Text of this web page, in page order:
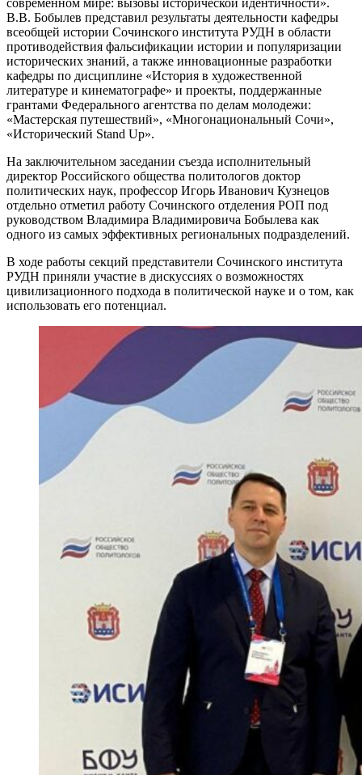
современном мире: вызовы исторической идентичности».
В.В. Бобылев представил результаты деятельности кафедры
всеобщей истории Сочинского института РУДН в области
противодействия фальсификации истории и популяризации
исторических знаний, а также инновационные разработки
кафедры по дисциплине «История в художественной
литературе и кинематографе» и проекты, поддержанные
грантами Федерального агентства по делам молодежи:
«Мастерская путешествий», «Многонациональный Сочи»,
«Исторический Stand Up».
На заключительном заседании съезда исполнительный
директор Российского общества политологов доктор
политических наук, профессор Игорь Иванович Кузнецов
отдельно отметил работу Сочинского отделения РОП под
руководством Владимира Владимировича Бобылева как
одного из самых эффективных региональных подразделений.
В ходе работы секций представители Сочинского института
РУДН приняли участие в дискуссиях о возможностях
цивилизационного подхода в политической науке и о том, как
использовать его потенциал.